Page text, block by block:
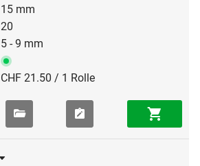
15 mm
20
5 - 9 mm
CHF 21.50 / 1 Rolle